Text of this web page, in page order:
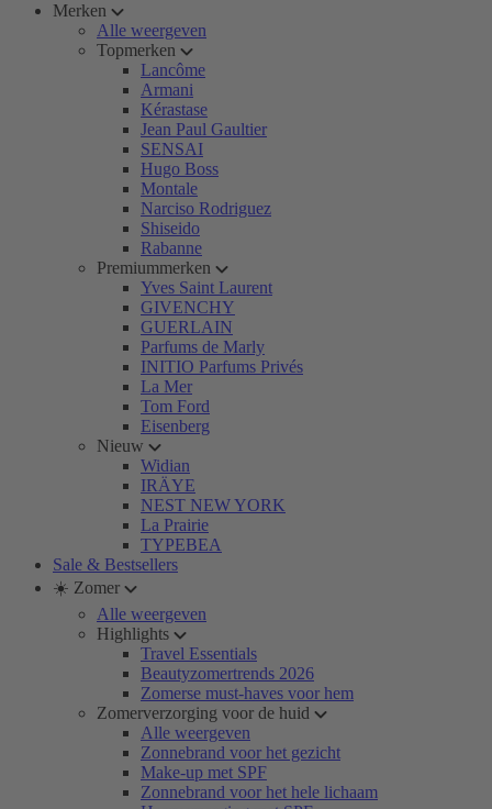
Merken
Alle weergeven
Topmerken
Lancôme
Armani
Kérastase
Jean Paul Gaultier
SENSAI
Hugo Boss
Montale
Narciso Rodriguez
Shiseido
Rabanne
Premiummerken
Yves Saint Laurent
GIVENCHY
GUERLAIN
Parfums de Marly
INITIO Parfums Privés
La Mer
Tom Ford
Eisenberg
Nieuw
Widian
IRÄYE
NEST NEW YORK
La Prairie
TYPEBEA
Sale & Bestsellers
☀️ Zomer
Alle weergeven
Highlights
Travel Essentials
Beautyzomertrends 2026
Zomerse must-haves voor hem
Zomerverzorging voor de huid
Alle weergeven
Zonnebrand voor het gezicht
Make-up met SPF
Zonnebrand voor het hele lichaam